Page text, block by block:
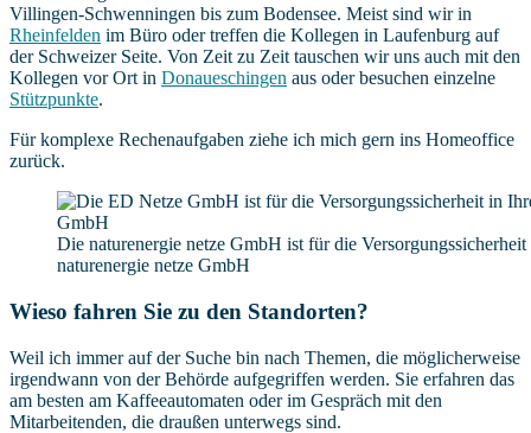
Villingen-Schwenningen bis zum Bodensee. Meist sind wir in
Rheinfelden im Büro oder treffen die Kollegen in Laufenburg auf
der Schweizer Seite. Von Zeit zu Zeit tauschen wir uns auch mit den
Kollegen vor Ort in Donaueschingen aus oder besuchen einzelne
Stützpunkte.
Für komplexe Rechenaufgaben ziehe ich mich gern ins Homeoffice
zurück.
Die naturenergie netze GmbH ist für die
naturenergie netze GmbH
Wieso fahren Sie zu den Standorten?
Weil ich immer auf der Suche bin nach Themen, die möglicherweise
irgendwann von der Behörde aufgegriffen werden. Sie erfahren das
am besten am Kaffeeautomaten oder im Gespräch mit den
Mitarbeitenden, die draußen unterwegs sind.